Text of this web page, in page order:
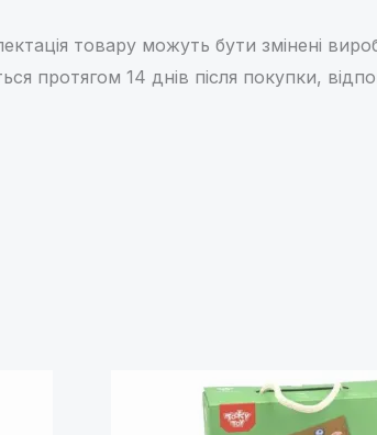
товару можуть бути змінені
протягом 14 днів після покупки,